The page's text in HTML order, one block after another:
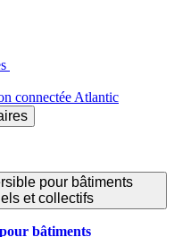
connectée Atlantic
pour bâtiments
et collectifs
bâtiments